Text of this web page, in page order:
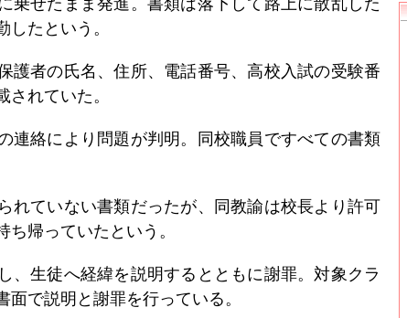
乗せたまま発進。書類は落下して路上に散乱した
したという。
護者の氏名、住所、電話番号、高校入試の受験番
れていた。
連絡により問題が判明。同校職員ですべての書類
れていない書類だったが、同教諭は校長より許可
ち帰っていたという。
、生徒へ経緯を説明するとともに謝罪。対象クラ
で説明と謝罪を行っている。